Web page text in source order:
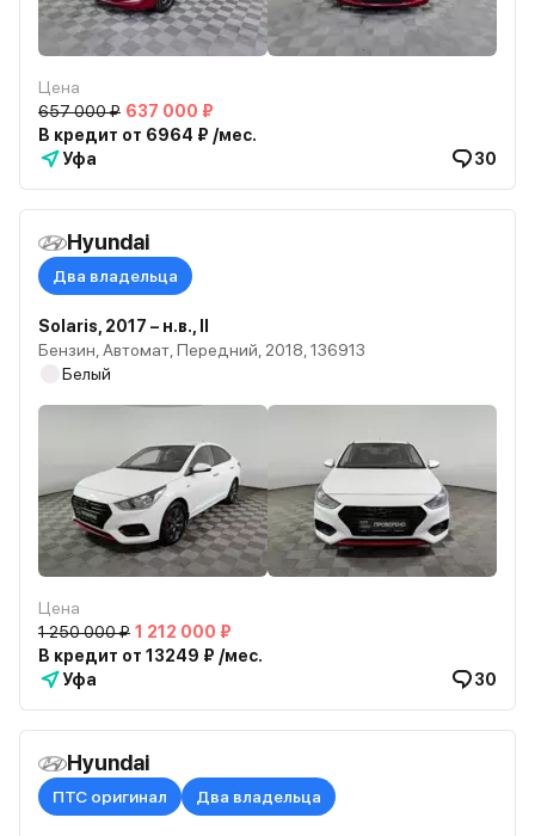
Цена
657 000 ₽ 637 000 ₽
В кредит от 6964 ₽ /мес.
Уфа
30
Hyundai
Два владельца
Solaris, 2017 – н.в., II
Бензин, Автомат, Передний, 2018, 136913
Белый
Цена
1 250 000 ₽ 1 212 000 ₽
В кредит от 13249 ₽ /мес.
Уфа
30
Hyundai
ПТС оригинал Два владельца